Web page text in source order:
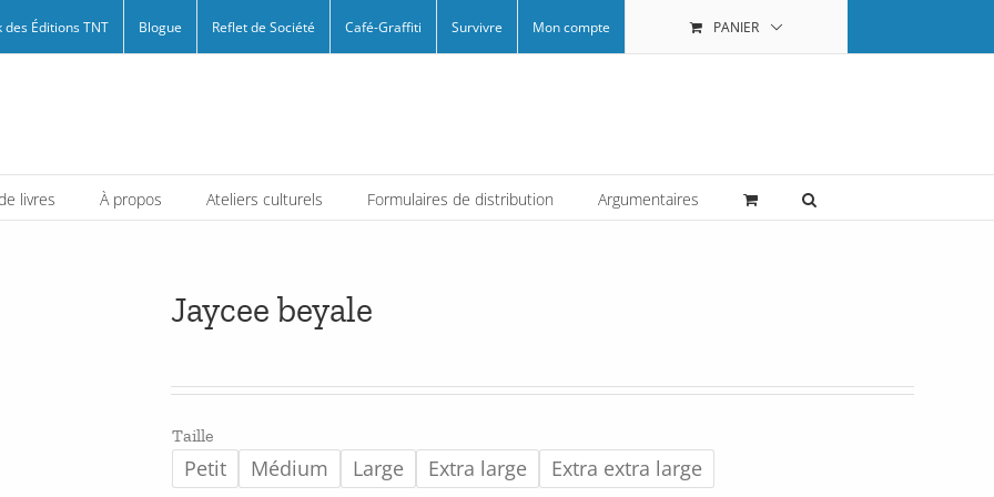
des Éditions TNT Blogue Reflet de Société Café-Graffiti Survivre Mon compte PANIER
livres À propos Ateliers culturels Formulaires de distribution Argumentaires
Jaycee beyale
Taille
Petit Médium Large Extra large Extra extra large